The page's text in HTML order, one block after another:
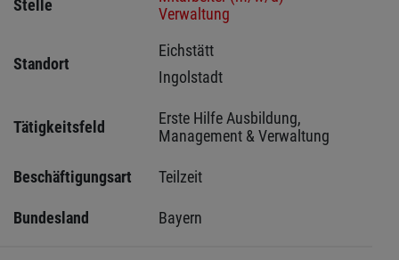
Stelle
Verwaltung
Standort
Eichstätt
Ingolstadt
Tätigkeitsfeld
Erste Hilfe Ausbildung,
Management & Verwaltung
Beschäftigungsart Teilzeit
Bundesland Bayern